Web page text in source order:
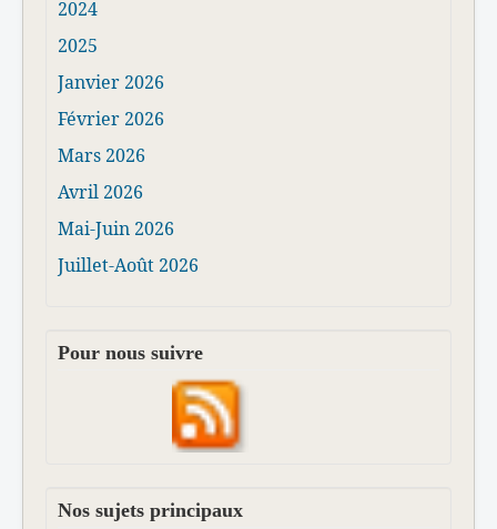
2024
2025
Janvier 2026
Février 2026
Mars 2026
Avril 2026
Mai-Juin 2026
Juillet-Août 2026
Pour nous suivre
Nos sujets principaux